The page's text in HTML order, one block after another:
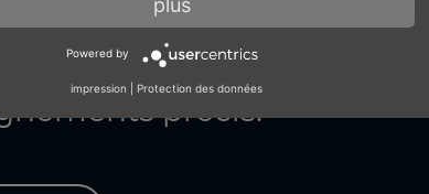
Misez sur la qualité
technologie d’air
précis.
Powered by
impression Protection des données